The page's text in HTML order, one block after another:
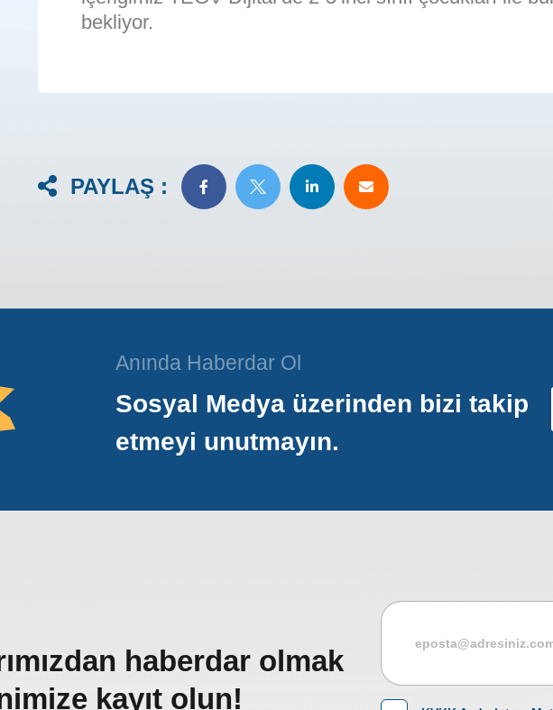
bekliyor.
PAYLAŞ :
Anında Haberdar Ol
Sosyal Medya üzerinden bizi takip
etmeyi unutmayın.
haberdar olmak
kayıt olun!